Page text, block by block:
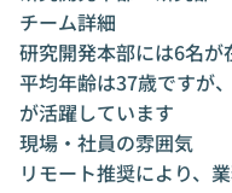
チーム詳細
研究開発本部には6名が
平均年齢は37歳ですが
が活躍しています
現場・社員の雰囲気
リモート推奨により、